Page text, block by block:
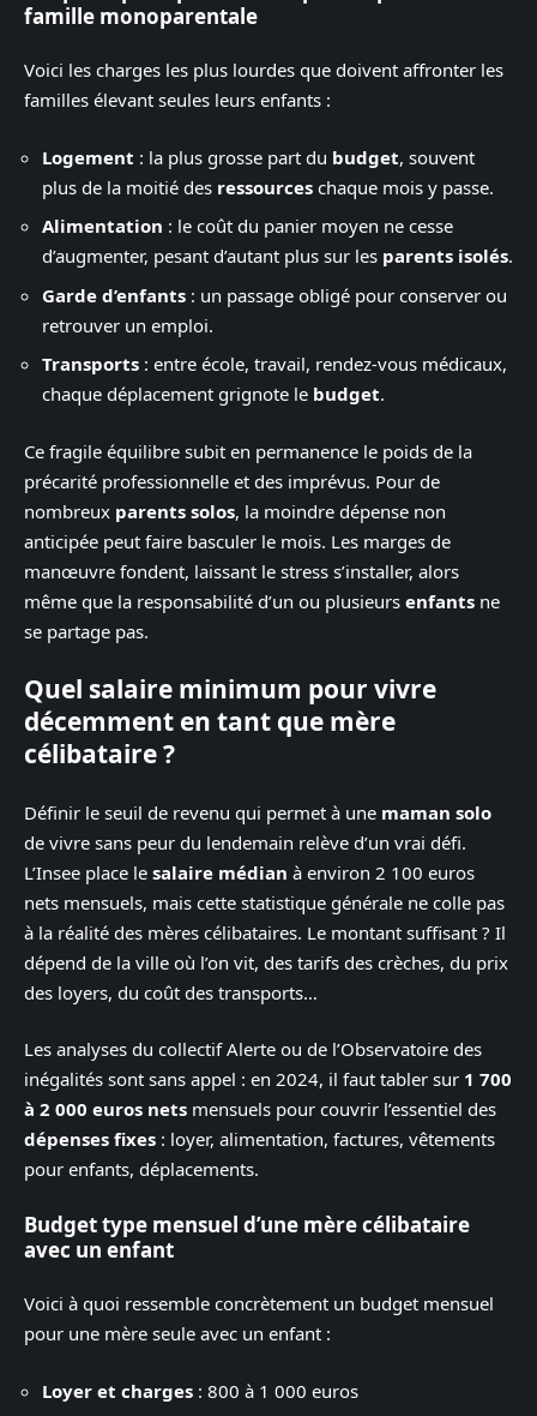
famille monoparentale
Voici les charges les plus lourdes que doivent affronter les
familles élevant seules leurs enfants :
Logement : la plus grosse part du budget, souvent
plus de la moitié des ressources chaque mois y passe.
Alimentation : le coût du panier moyen ne cesse
d’augmenter, pesant d’autant plus sur les parents isolés.
Garde d’enfants : un passage obligé pour conserver ou
retrouver un emploi.
Transports : entre école, travail, rendez-vous médicaux,
chaque déplacement grignote le budget.
Ce fragile équilibre subit en permanence le poids de la
précarité professionnelle et des imprévus. Pour de
nombreux parents solos, la moindre dépense non
anticipée peut faire basculer le mois. Les marges de
manœuvre fondent, laissant le stress s’installer, alors
même que la responsabilité d’un ou plusieurs enfants ne
se partage pas.
Quel salaire minimum pour vivre
décemment en tant que mère
célibataire ?
Définir le seuil de revenu qui permet à une maman solo
de vivre sans peur du lendemain relève d’un vrai défi.
L’Insee place le salaire médian à environ 2 100 euros
nets mensuels, mais cette statistique générale ne colle pas
à la réalité des mères célibataires. Le montant suffisant ? Il
dépend de la ville où l’on vit, des tarifs des crèches, du prix
des loyers, du coût des transports…
Les analyses du collectif Alerte ou de l’Observatoire des
inégalités sont sans appel : en 2024, il faut tabler sur 1 700
à 2 000 euros nets mensuels pour couvrir l’essentiel des
dépenses fixes : loyer, alimentation, factures, vêtements
pour enfants, déplacements.
Budget type mensuel d’une mère célibataire
avec un enfant
Voici à quoi ressemble concrètement un budget mensuel
pour une mère seule avec un enfant :
Loyer et charges : 800 à 1 000 euros